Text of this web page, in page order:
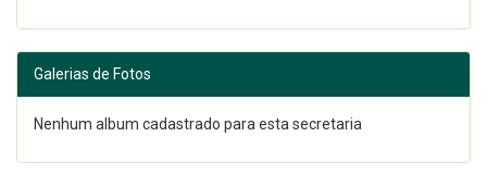
Galerias de Fotos
Nenhum album cadastrado para esta secretaria